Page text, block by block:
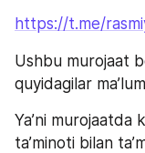
https://t.me/
Ushbu murojaat
quyidagilar
Ya’ni
ta’minoti bilan